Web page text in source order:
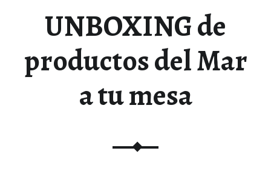
UNBOXING de
productos del Mar
a tu mesa